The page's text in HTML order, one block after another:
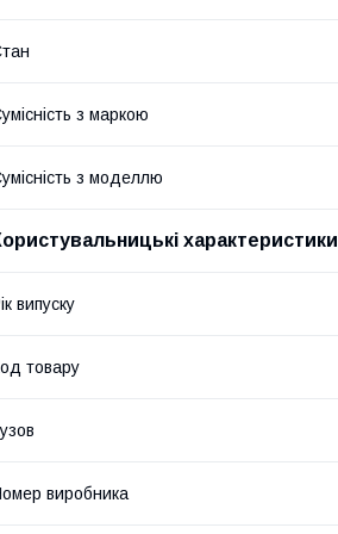
з маркою
з моделлю
характеристики
випуску
товару
виробника